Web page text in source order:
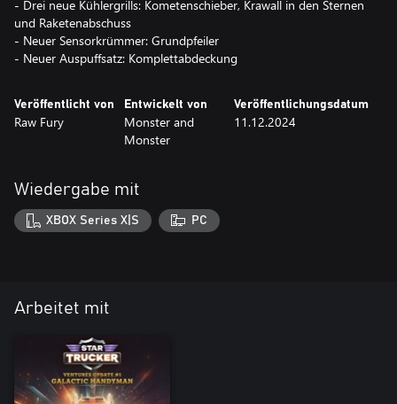
- Drei neue Kühlergrills: Kometenschieber, Krawall in den Sternen
und Raketenabschuss
- Neuer Sensorkrümmer: Grundpfeiler
- Neuer Auspuffsatz: Komplettabdeckung
Veröffentlicht von
Raw Fury
Entwickelt von
Monster and
Monster
Veröffentlichungsdatum
11.12.2024
Wiedergabe mit
XBOX Series X|S PC
Arbeitet mit